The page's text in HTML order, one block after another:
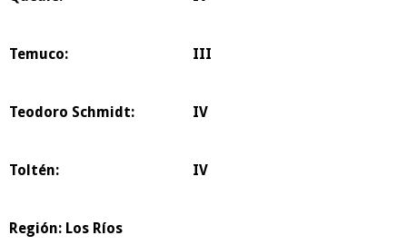
Temuco: III
Teodoro Schmidt: IV
Toltén: IV
Región: Los Ríos